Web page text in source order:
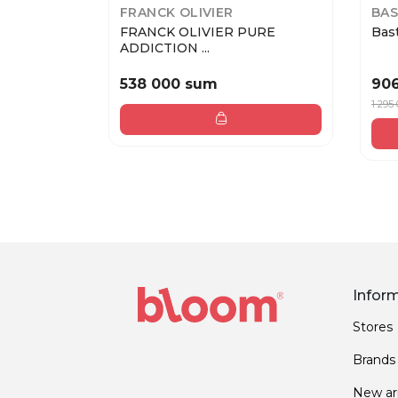
FRANCK OLIVIER
FRANCK OLIVIER PURE
ADDICTION ...
538 000 sum
1 295
Stores
Brands
New